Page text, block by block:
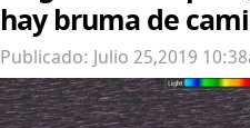
hay bruma de
Publicado: Julio 25,2019